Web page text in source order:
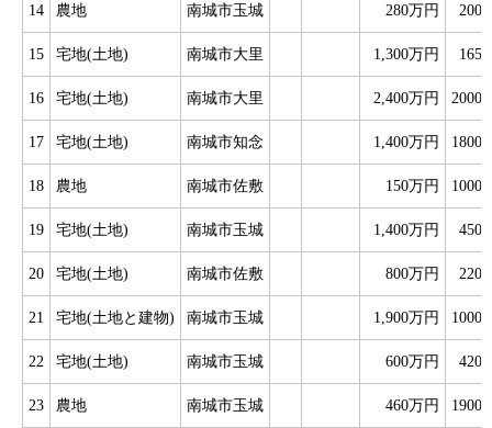
14 農地 南城市玉城 280万円
15 宅地(土地) 南城市大里 1,300万円
16 宅地(土地) 南城市大里 2,400万円
17 宅地(土地) 南城市知念 1,400万円
18 農地 南城市佐敷 150万円
19 宅地(土地) 南城市玉城 1,400万円
20 宅地(土地) 南城市佐敷 800万円
21 宅地(土地と建物) 南城市玉城 1,900万円
22 宅地(土地) 南城市玉城 600万円
23 農地 南城市玉城 460万円